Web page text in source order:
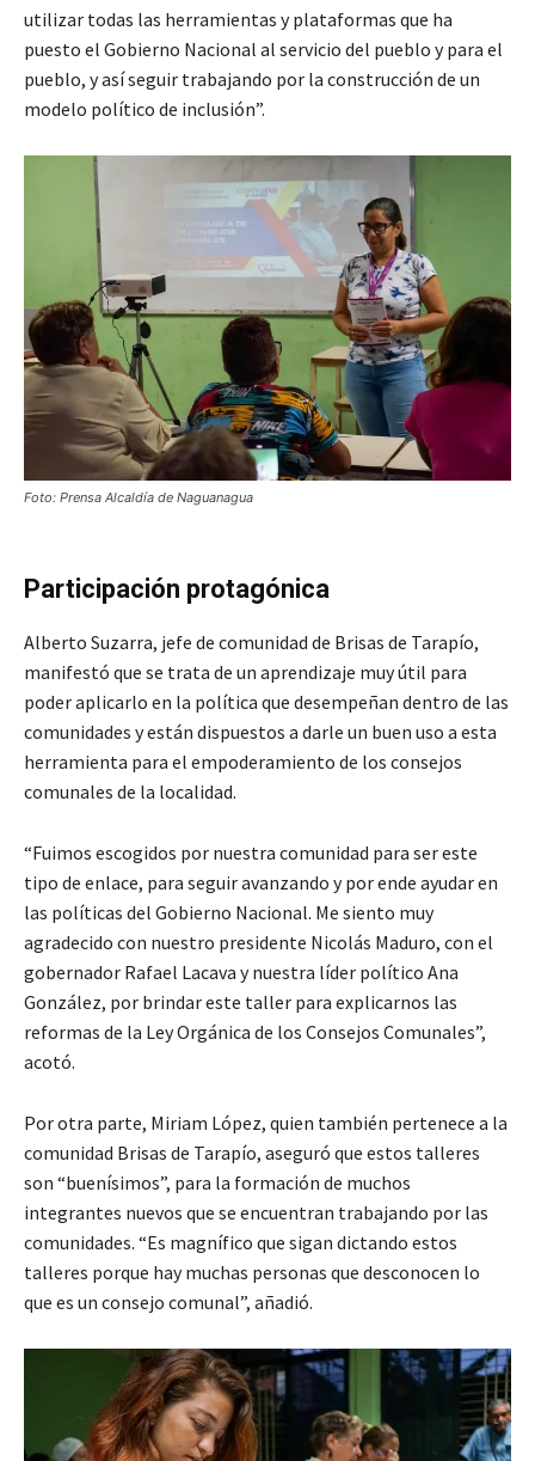
utilizar todas las herramientas y plataformas que ha
puesto el Gobierno Nacional al servicio del pueblo y para el
pueblo, y así seguir trabajando por la construcción de un
modelo político de inclusión”.
Foto: Prensa Alcaldía de Naguanagua
Participación protagónica
Alberto Suzarra, jefe de comunidad de Brisas de Tarapío,
manifestó que se trata de un aprendizaje muy útil para
poder aplicarlo en la política que desempeñan dentro de las
comunidades y están dispuestos a darle un buen uso a esta
herramienta para el empoderamiento de los consejos
comunales de la localidad.
“Fuimos escogidos por nuestra comunidad para ser este
tipo de enlace, para seguir avanzando y por ende ayudar en
las políticas del Gobierno Nacional. Me siento muy
agradecido con nuestro presidente Nicolás Maduro, con el
gobernador Rafael Lacava y nuestra líder político Ana
González, por brindar este taller para explicarnos las
reformas de la Ley Orgánica de los Consejos Comunales”,
acotó.
Por otra parte, Miriam López, quien también pertenece a la
comunidad Brisas de Tarapío, aseguró que estos talleres
son “buenísimos”, para la formación de muchos
integrantes nuevos que se encuentran trabajando por las
comunidades. “Es magnífico que sigan dictando estos
talleres porque hay muchas personas que desconocen lo
que es un consejo comunal”, añadió.